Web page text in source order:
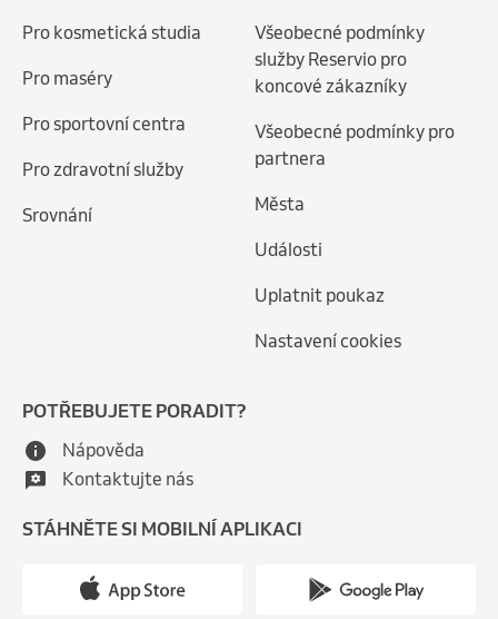
Pro kosmetická studia
Pro maséry
Pro sportovní centra
Pro zdravotní služby
Srovnání
Všeobecné podmínky
služby Reservio pro
koncové zákazníky
Všeobecné podmínky pro
partnera
Města
Události
Uplatnit poukaz
Nastavení cookies
POTŘEBUJETE PORADIT?
Nápověda
Kontaktujte nás
STÁHNĚTE SI MOBILNÍ APLIKACI